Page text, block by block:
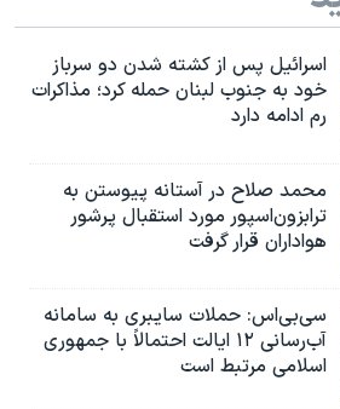
نوبل صلح
«سی‌پک»
چین
اسرائیل پس از کشته شدن دو سرباز
خود به جنوب لبنان حمله کرد؛ مذاکرات
رم ادامه دارد
محمد صلاح در آستانه پیوستن به
ترابزون‌اسپور مورد استقبال پرشور
هواداران قرار گرفت
سی‌بی‌اس: حملات سایبری به سامانه
آب‌رسانی ۱۲ ایالت احتمالاً با جمهوری
اسلامی مرتبط است